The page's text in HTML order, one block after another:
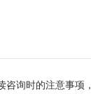
咨询时的注意事项，